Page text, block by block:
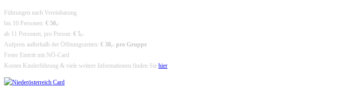
Führungen nach Vereinbarung
bis 10 Personen: € 50,-
ab 11 Personen, pro Person: € 5,-
Aufpreis außerhalb der Öffnungszeiten: € 30,- pro Gruppe
Freier Eintritt mit NÖ-Card
Kosten Kinderführung & viele weitere Informationen finden Sie hier